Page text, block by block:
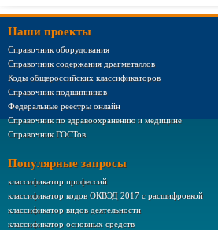
Наши проекты
Справочник оборудования
Справочник содержания драгметаллов
Коды общероссийских классификаторов
Справочник подшипников
Федеральные реестры онлайн
Справочник по здравоохранению и медицине
Справочник ГОСТов
Популярные запросы
классификатор профессий
классификатор кодов ОКВЭД 2017 с расшифровкой
классификатор видов деятельности
классификатор основных средств